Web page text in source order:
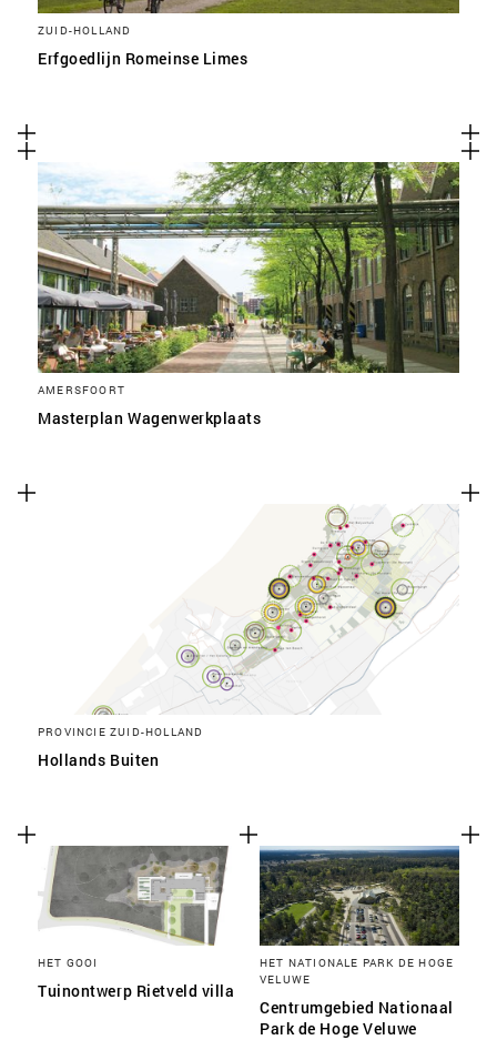
ZUID-HOLLAND
Erfgoedlijn Romeinse Limes
AMERSFOORT
Masterplan Wagenwerkplaats
PROVINCIE ZUID-HOLLAND
Hollands Buiten
HET GOOI
Tuinontwerp Rietveld villa
HET NATIONALE PARK DE HOGE
VELUWE
Centrumgebied Nationaal
Park de Hoge Veluwe